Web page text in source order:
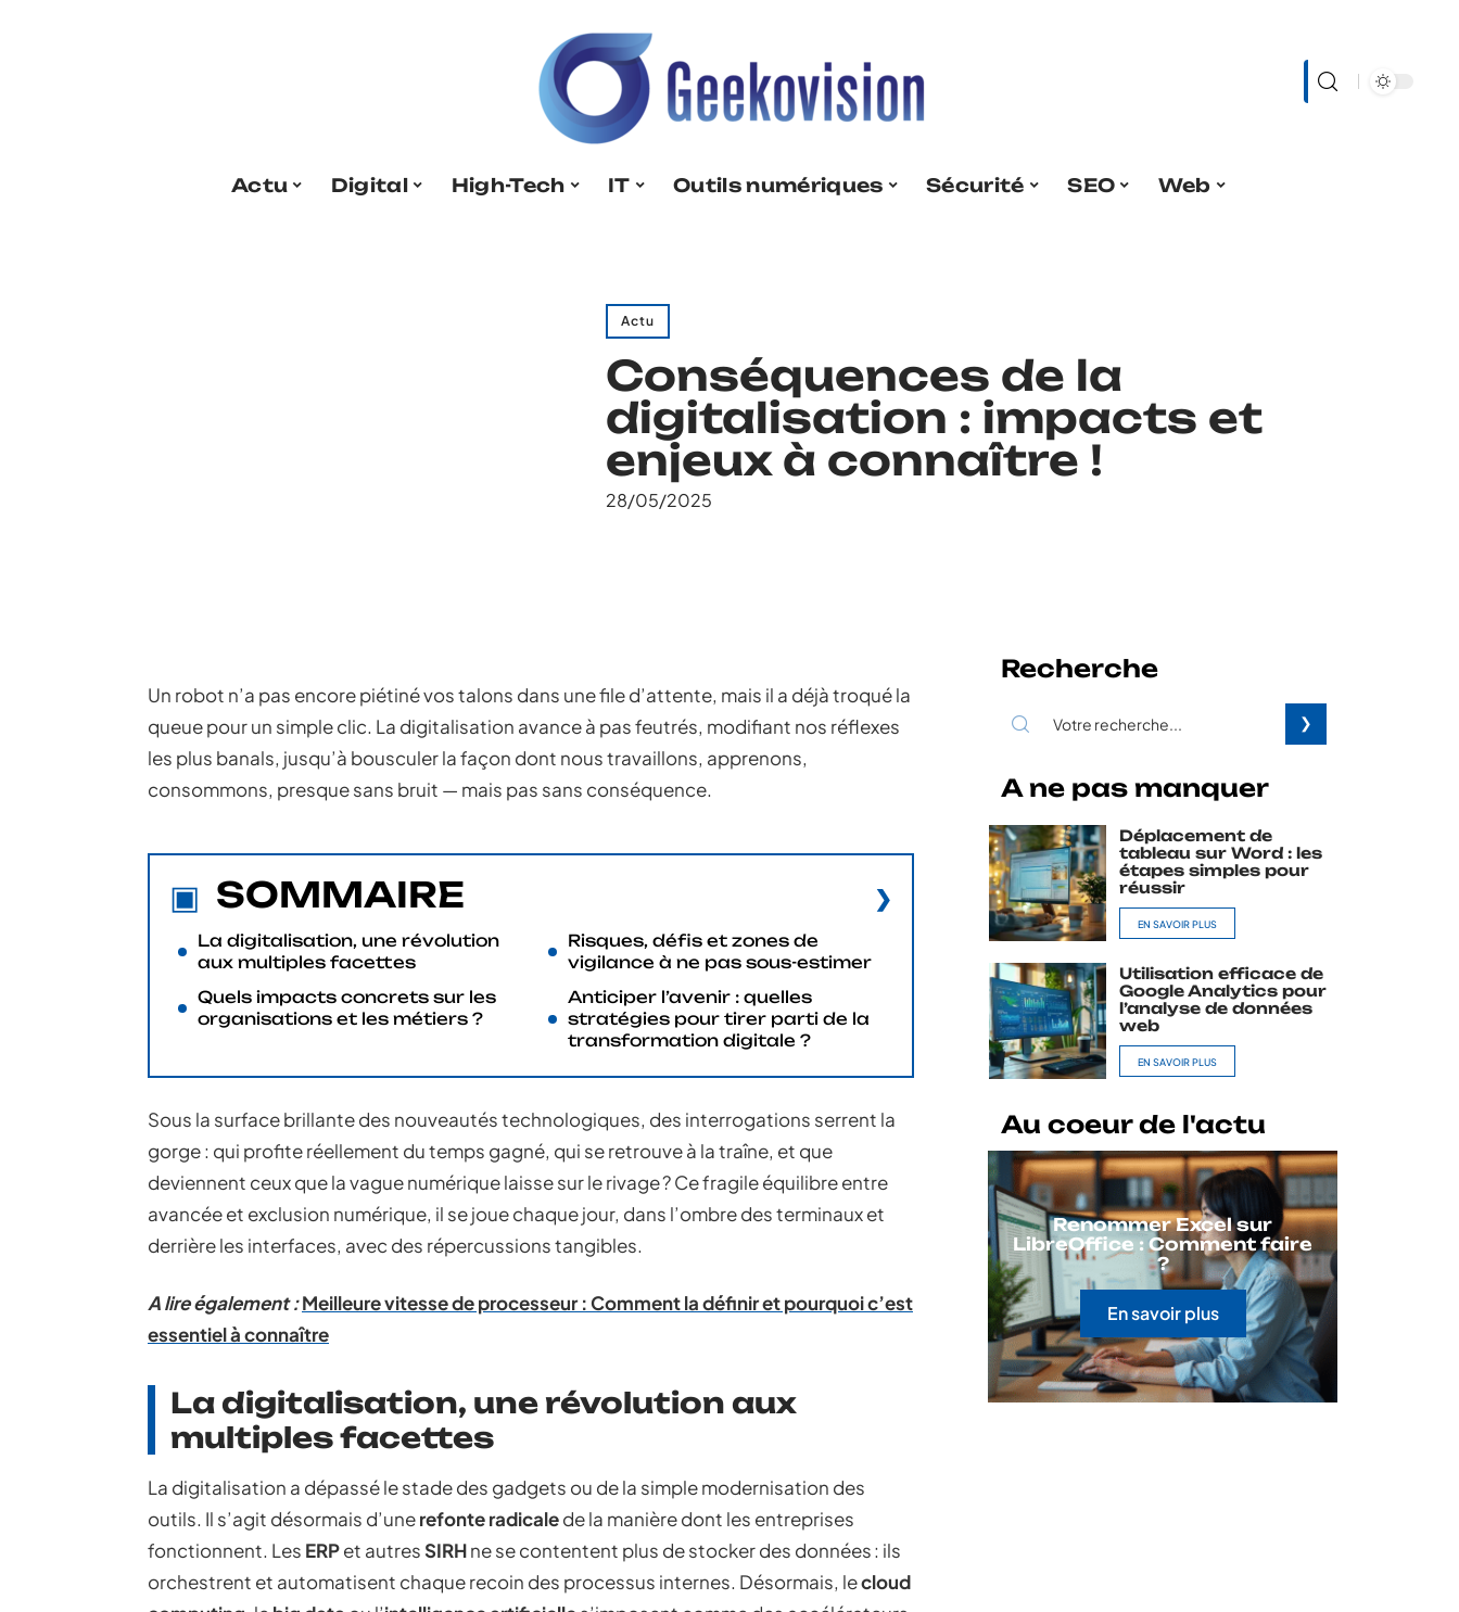
Actu Digital High-Tech IT Outils numériques Sécurité SEO Web
Actu
Conséquences de la
digitalisation : impacts et
enjeux à connaître !
28/05/2025
Un robot n’a pas encore piétiné vos talons dans une file d’attente, mais il a déjà troqué la
queue pour un simple clic. La digitalisation avance à pas feutrés, modifiant nos réflexes
les plus banals, jusqu’à bousculer la façon dont nous travaillons, apprenons,
consommons, presque sans bruit — mais pas sans conséquence.
SOMMAIRE
La digitalisation, une révolution
aux multiples facettes
Quels impacts concrets sur les
organisations et les métiers ?
Risques, défis et zones de
vigilance à ne pas sous-estimer
Anticiper l’avenir : quelles
stratégies pour tirer parti de la
transformation digitale ?
Sous la surface brillante des nouveautés technologiques, des interrogations serrent la
gorge : qui profite réellement du temps gagné, qui se retrouve à la traîne, et que
deviennent ceux que la vague numérique laisse sur le rivage ? Ce fragile équilibre entre
avancée et exclusion numérique, il se joue chaque jour, dans l’ombre des terminaux et
derrière les interfaces, avec des répercussions tangibles.
A lire également :Meilleure vitesse de processeur : Comment la définir et pourquoi c’est
essentiel à connaître
La digitalisation, une révolution aux
multiples facettes
La digitalisation a dépassé le stade des gadgets ou de la simple modernisation des
outils. Il s’agit désormais d’unerefonte radicalede la manière dont les entreprises
fonctionnent. Les ERPet autres SIRHne se contentent plus de stocker des données : ils
orchestrent et automatisent chaque recoin des processus internes. Désormais, lecloud
Recherche
A ne pas manquer
Déplacement de
tableau sur Word : les
étapes simples pour
réussir
EN SAVOIR PLUS
Utilisation efficace de
Google Analytics pour
l’analyse de données
web
EN SAVOIR PLUS
Au coeur de l'actu
Renommer Excel sur
LibreOffice : Comment faire
?
En savoir plus